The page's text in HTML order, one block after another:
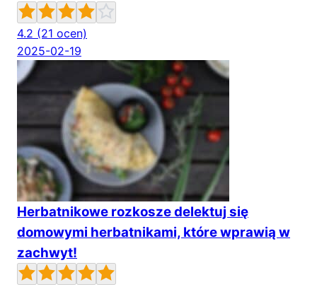
4.2 (21 ocen)
2025-02-19
Herbatnikowe rozkosze delektuj się
domowymi herbatnikami, które wprawią w
zachwyt!